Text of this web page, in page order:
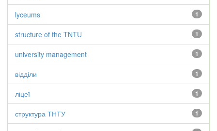
1
lyceums
1
structure of the TNTU
1
university management
1
відділи
1
ліцеї
1
структура ТНТУ